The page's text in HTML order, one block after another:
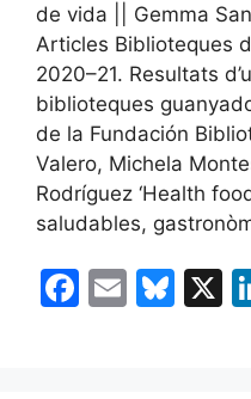
de vida || Gemma
Articles Biblioteques
2020–21. Resultats
biblioteques
de la Fundación
Valero, Michela
Rodríguez ‘Health
saludables,
F
E
Bl X